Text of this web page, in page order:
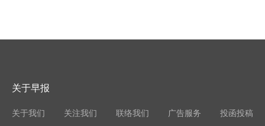
关于早报
关于我们 关注我们 联络我们 广告服务 投函投稿